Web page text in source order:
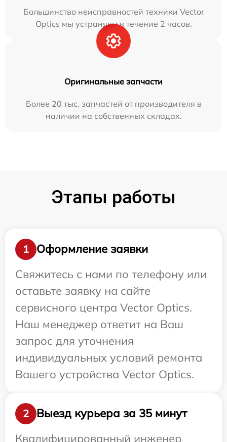
Большинство неисправностей техники Vector
Optics мы устраняем в течение 2 часов.
Оригинальные запчасти
Более 20 тыс. запчастей от производителя в
наличии на собственных складах.
Этапы работы
1
Оформление заявки
Свяжитесь с нами по телефону или
оставьте заявку на сайте
сервисного центра Vector Optics.
Наш менеджер ответит на Ваш
запрос для уточнения
индивидуальных условий ремонта
Вашего устройства Vector Optics.
2
Выезд курьера за 35 минут
Квалифицированный инженер